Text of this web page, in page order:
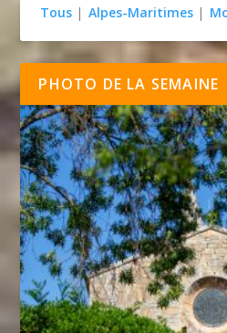
Tous | Alpes-Maritimes |
PHOTO DE LA SEMAINE